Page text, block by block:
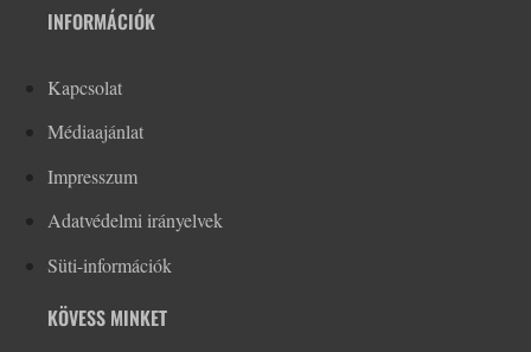
INFORMÁCIÓK
Kapcsolat
Médiaajánlat
Impresszum
Adatvédelmi irányelvek
Süti-információk
KÖVESS MINKET